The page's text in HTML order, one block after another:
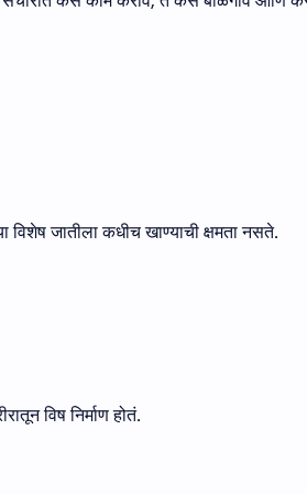
विशेष जातीला कधीच खाण्याची क्षमता नसते.
विष निर्माण होतं.